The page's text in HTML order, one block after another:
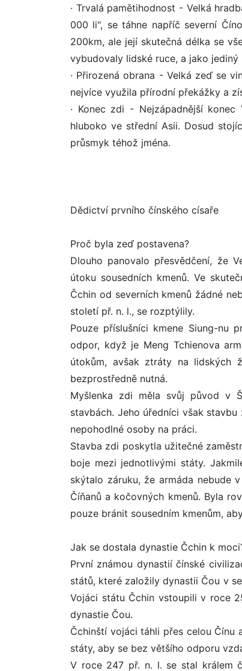
· Trvalá pamětihodnost - Velká
000 li", se táhne napříč severní
200km, ale její skutečná délka se
vybudovaly lidské ruce, a jako
· Přirozená obrana - Velká zeď se
nejvíce využila přírodní překážky a
· Konec zdi - Nejzápadnější
hluboko ve střední Asii. Dosud
průsmyk téhož jména.
Dědictví prvního čínského císaře
Proč byla zeď postavena?
Dlouho panovalo přesvědčení, že
útoku sousedních kmenů. Ve
Čchin od severních kmenů žádné
století př. n. l., se rozptýlily.
Pouze příslušníci kmene Siung-nu
odpor, když je Meng Tchienova
útokům, avšak ztráty na lidských
bezprostředně nutná.
Myšlenka zdi měla svůj původ v
stavbách. Jeho úředníci však
nepohodlné osoby na práci.
Stavba zdi poskytla užitečné
boje mezi jednotlivými státy.
skýtalo záruku, že armáda nebude
Číňanů a kočovných kmenů. Byla
pouze bránit sousedním kmenům,
Jak se dostala dynastie Čchin k
První známou dynastií čínské
států, které založily dynastii Čou v
Vojáci státu Čchin vstoupili v roce
dynastie Čou.
Čchinští vojáci táhli přes celou
státy, aby se bez většího odporu
V roce 247 př. n. l. se stal králem